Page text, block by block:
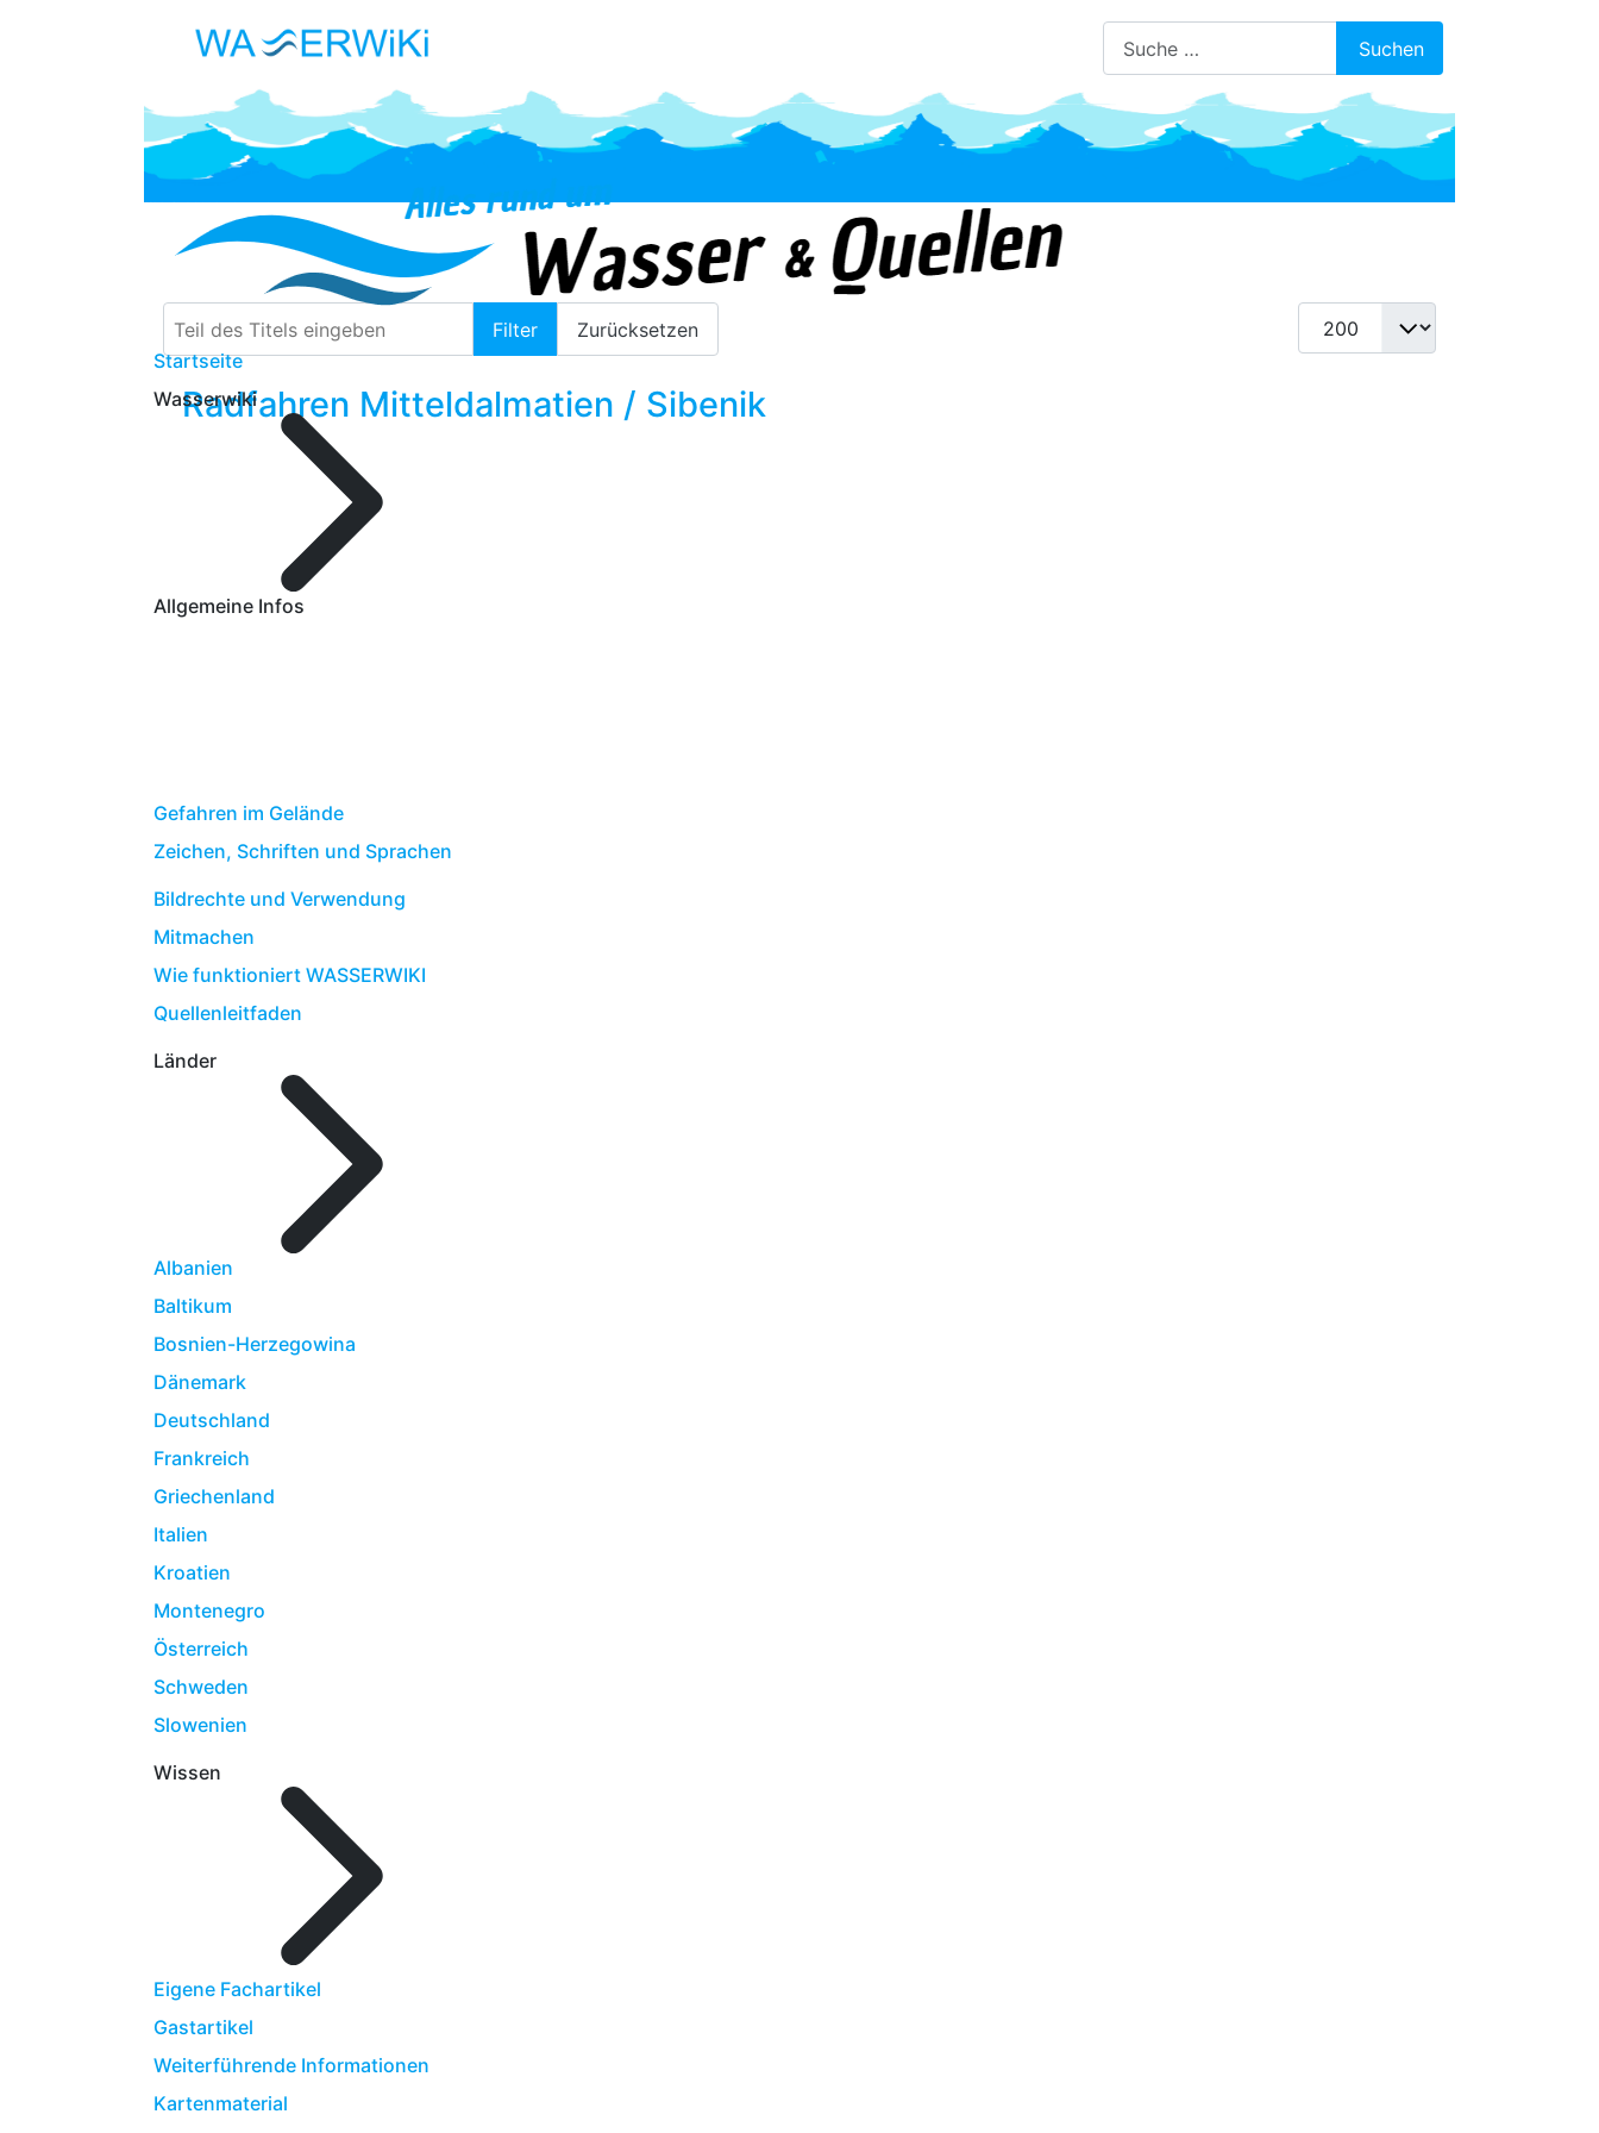
Suchen
Startseite
Wasserwiki
Allgemeine Infos
Gefahren im Gelände
Zeichen, Schriften und Sprachen
Bildrechte und Verwendung
Mitmachen
Wie funktioniert WASSERWIKI
Quellenleitfaden
Länder
Albanien
Baltikum
Bosnien-Herzegowina
Dänemark
Deutschland
Frankreich
Griechenland
Italien
Kroatien
Montenegro
Österreich
Schweden
Slowenien
Wissen
Eigene Fachartikel
Gastartikel
Weiterführende Informationen
Kartenmaterial
Radfahren
Filter Zurücksetzen
Anzeige #
Radfahren Mitteldalmatien / Sibenik